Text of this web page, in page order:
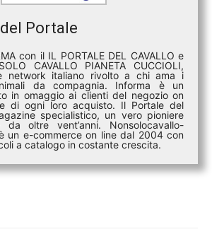
Portale
con il IL PORTALE DEL CAVALLO e
CAVALLO PIANETA CUCCIOLI,
network italiano rivolto a chi ama i
da compagnia. Informa è un
in omaggio ai clienti del negozio on
di ogni loro acquisto. Il Portale del
specialistico, un vero pioniere
oltre vent’anni. Nonsolocavallo-
un e-commerce on line dal 2004 con
a catalogo in costante crescita.